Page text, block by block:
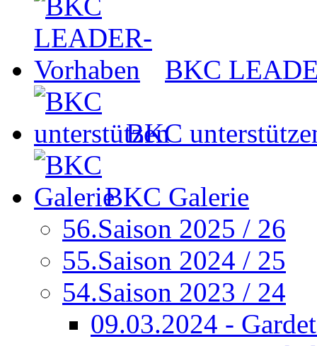
BKC
BKC
BKC Galerie
56.Saison 2025 / 26
55.Saison 2024 / 25
54.Saison 2023 / 24
09.03.2024 -